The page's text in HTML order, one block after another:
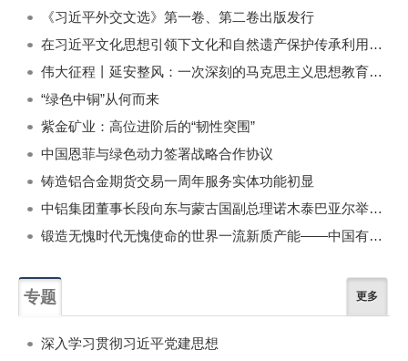
《习近平外交文选》第一卷、第二卷出版发行
在习近平文化思想引领下文化和自然遗产保护传承利用工作开创新局面
伟大征程丨延安整风：一次深刻的马克思主义思想教育运动
“绿色中铜”从何而来
紫金矿业：高位进阶后的“韧性突围”
中国恩菲与绿色动力签署战略合作协议
铸造铝合金期货交易一周年服务实体功能初显
中铝集团董事长段向东与蒙古国副总理诺木泰巴亚尔举行会谈
锻造无愧时代无愧使命的世界一流新质产能——中国有色金属工业的战略应对与破局之道（二）
专题 更多
深入学习贯彻习近平党建思想